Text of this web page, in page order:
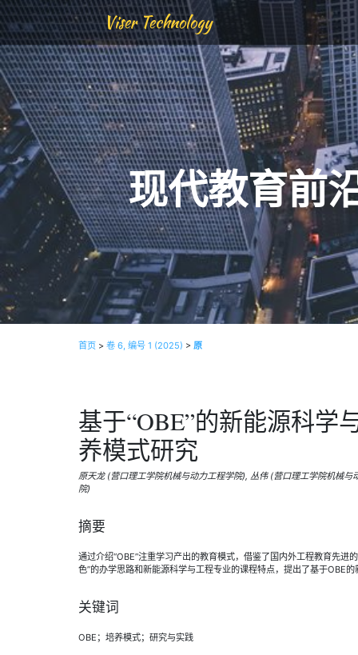
Viser Technology
现代教育前
首页 > 卷 6, 编号 1 (2025) > 原
基于“OBE”的新能源科学
养模式研究
原天龙 (营口理工学院机械与动力工程学院), 丛伟 (营口理工学院机械
院)
摘要
通过介绍“OBE”注重学习产出的教育模式，借鉴了国内外工程教育先进
色”的办学思路和新能源科学与工程专业的课程特点，提出了基于OBE
关键词
OBE；培养模式；研究与实践